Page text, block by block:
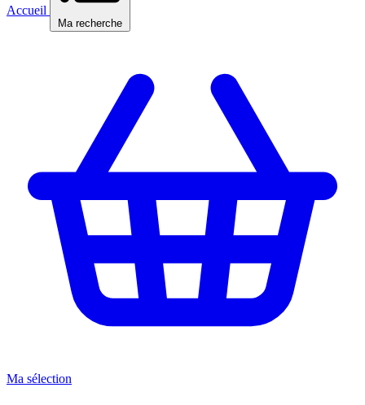
Accueil
Ma recherche
Ma sélection